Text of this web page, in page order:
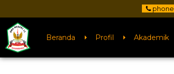
phone
Beranda Profil Akademik